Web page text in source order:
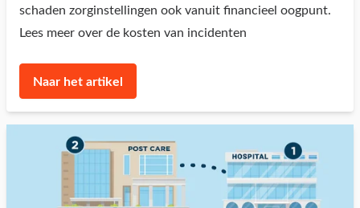
schaden zorginstellingen ook vanuit financieel oogpunt.
Lees meer over de kosten van incidenten
Naar het artikel